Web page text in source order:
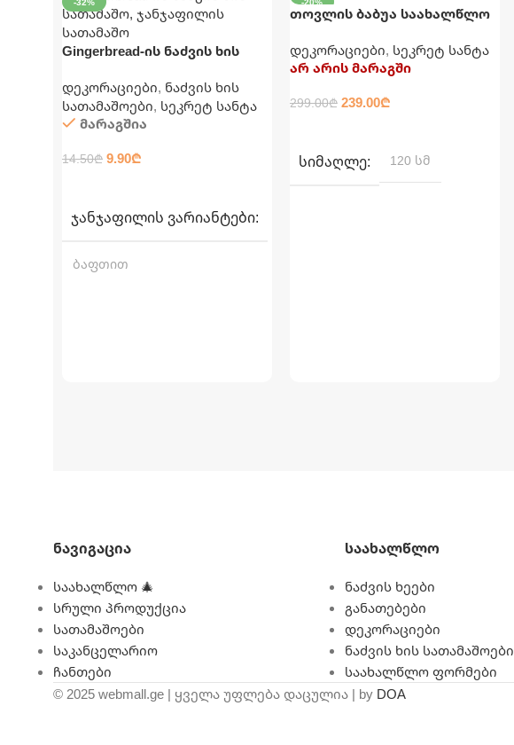
Gingerbread-ის ნაძვის ხის
დეკორაციები, ნაძვის ხის
სათამაშოები, სეკრეტ სანტა
მარაგშია
14.50₾ 9.90₾
ᲯᲐᲜᲯᲐᲤᲘᲚᲘᲡ ᲕᲐᲠᲘᲐᲜᲢᲔᲑᲘ
ბაფთით
120 ᲡᲛ
თოვლის ბაბუა საახალწლო
დეკორაციები, სეკრეტ სანტა
არ არის მარაგში
299.00₾ 239.00₾
ᲡᲘᲛᲐᲦᲚᲔ 120 სმ
Ნავიგაცია
საახალწლო 🎄
სრული პროდუქცია
სათამაშოები
საკანცელარიო
ჩანთები
Საახალწლო
ნაძვის ხეები
განათებები
დეკორაციები
ნაძვის ხის სათამაშოები
საახალწლო ფორმები
© 2025 webmall.ge | ყველა უფლება დაცულია | by DOA